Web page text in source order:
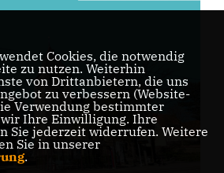
Cookies, die notwendig
zu nutzen. Weiterhin
von Drittanbietern, die uns
zu verbessern (Website-
Verwendung bestimmter
Ihre Einwilligung. Ihre
Sie jederzeit widerrufen. Weitere
Sie in unserer
.